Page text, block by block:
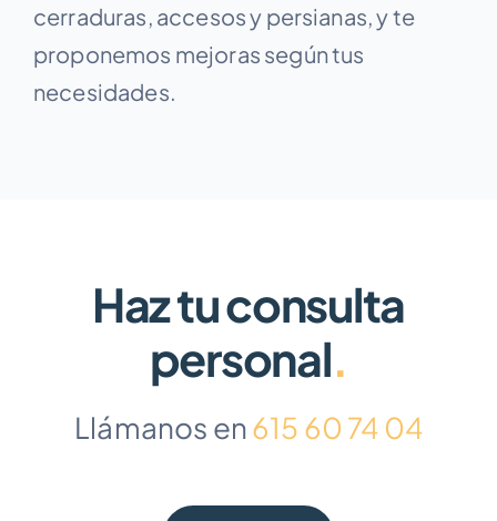
cerraduras, accesos y persianas, y te
proponemos mejoras según tus
necesidades.
Haz tu consulta
personal.
Llámanos en615 60 74 04